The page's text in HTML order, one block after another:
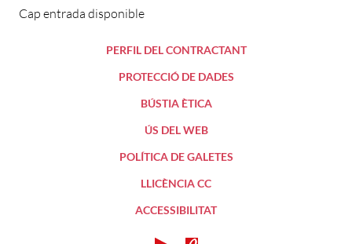
Cap entrada disponible
PERFIL DEL CONTRACTANT
PROTECCIÓ DE DADES
BÚSTIA ÈTICA
ÚS DEL WEB
POLÍTICA DE GALETES
LLICÈNCIA CC
ACCESSIBILITAT